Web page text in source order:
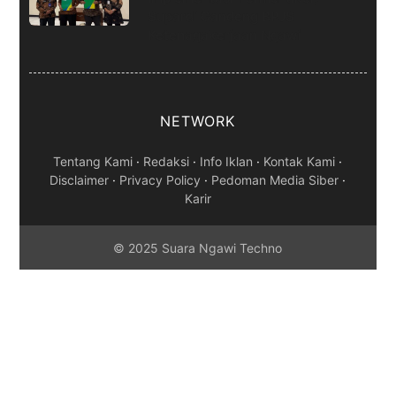
NETWORK
Tentang Kami · Redaksi · Info Iklan · Kontak Kami ·
Disclaimer · Privacy Policy · Pedoman Media Siber ·
Karir
© 2025 Suara Ngawi Techno